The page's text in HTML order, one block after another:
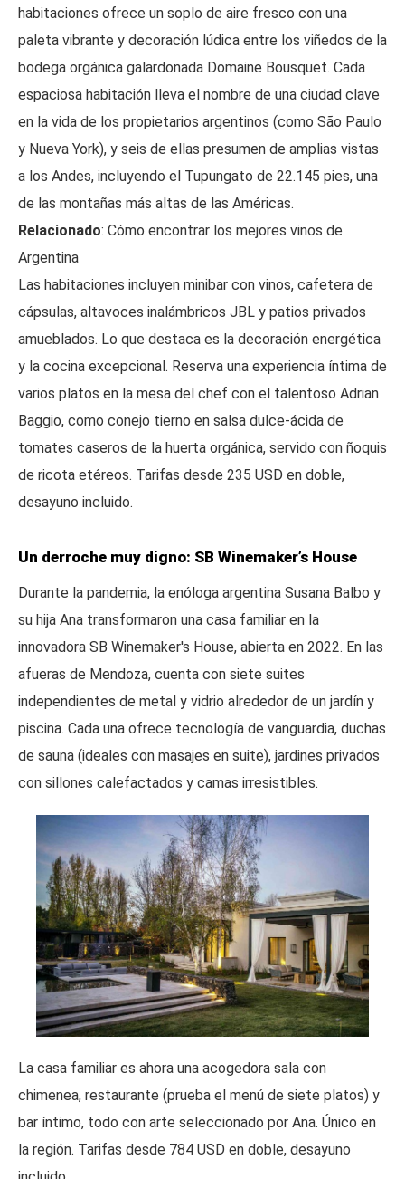
habitaciones ofrece un soplo de aire fresco con una
paleta vibrante y decoración lúdica entre los viñedos de la
bodega orgánica galardonada Domaine Bousquet. Cada
espaciosa habitación lleva el nombre de una ciudad clave
en la vida de los propietarios argentinos (como São Paulo
y Nueva York), y seis de ellas presumen de amplias vistas
a los Andes, incluyendo el Tupungato de 22.145 pies, una
de las montañas más altas de las Américas.
Relacionado: Cómo encontrar los mejores vinos de
Argentina
Las habitaciones incluyen minibar con vinos, cafetera de
cápsulas, altavoces inalámbricos JBL y patios privados
amueblados. Lo que destaca es la decoración energética
y la cocina excepcional. Reserva una experiencia íntima de
varios platos en la mesa del chef con el talentoso Adrian
Baggio, como conejo tierno en salsa dulce-ácida de
tomates caseros de la huerta orgánica, servido con ñoquis
de ricota etéreos. Tarifas desde 235 USD en doble,
desayuno incluido.
Un derroche muy digno: SB Winemaker’s House
Durante la pandemia, la enóloga argentina Susana Balbo y
su hija Ana transformaron una casa familiar en la
innovadora SB Winemaker's House, abierta en 2022. En las
afueras de Mendoza, cuenta con siete suites
independientes de metal y vidrio alrededor de un jardín y
piscina. Cada una ofrece tecnología de vanguardia, duchas
de sauna (ideales con masajes en suite), jardines privados
con sillones calefactados y camas irresistibles.
La casa familiar es ahora una acogedora sala con
chimenea, restaurante (prueba el menú de siete platos) y
bar íntimo, todo con arte seleccionado por Ana. Único en
la región. Tarifas desde 784 USD en doble, desayuno